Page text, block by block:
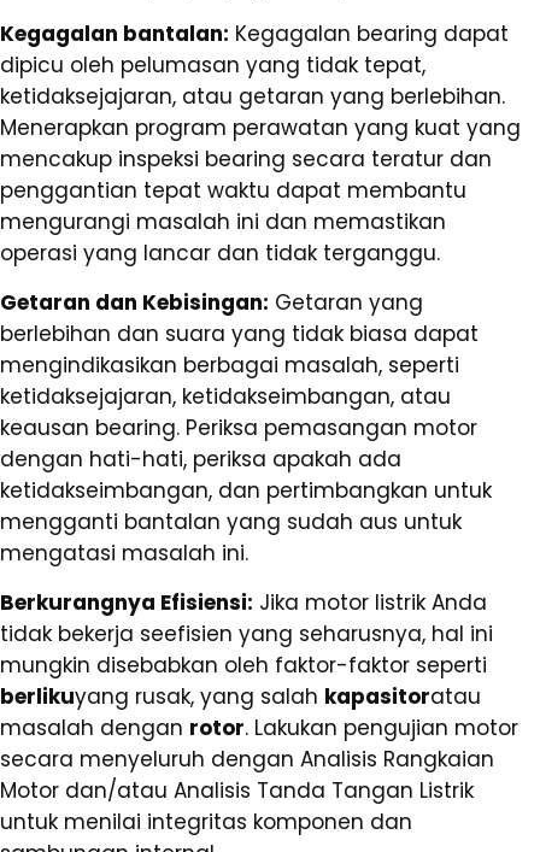
Kegagalan bantalan: Kegagalan bearing dapat
dipicu oleh pelumasan yang tidak tepat,
ketidaksejajaran, atau getaran yang berlebihan.
Menerapkan program perawatan yang kuat yang
mencakup inspeksi bearing secara teratur dan
penggantian tepat waktu dapat membantu
mengurangi masalah ini dan memastikan
operasi yang lancar dan tidak terganggu.
Getaran dan Kebisingan: Getaran yang
berlebihan dan suara yang tidak biasa dapat
mengindikasikan berbagai masalah, seperti
ketidaksejajaran, ketidakseimbangan, atau
keausan bearing. Periksa pemasangan motor
dengan hati-hati, periksa apakah ada
ketidakseimbangan, dan pertimbangkan untuk
mengganti bantalan yang sudah aus untuk
mengatasi masalah ini.
Berkurangnya Efisiensi: Jika motor listrik Anda
tidak bekerja seefisien yang seharusnya, hal ini
mungkin disebabkan oleh faktor-faktor seperti
berlikuyang rusak, yang salah kapasitoratau
masalah dengan rotor. Lakukan pengujian motor
secara menyeluruh dengan Analisis Rangkaian
Motor dan/atau Analisis Tanda Tangan Listrik
untuk menilai integritas komponen dan